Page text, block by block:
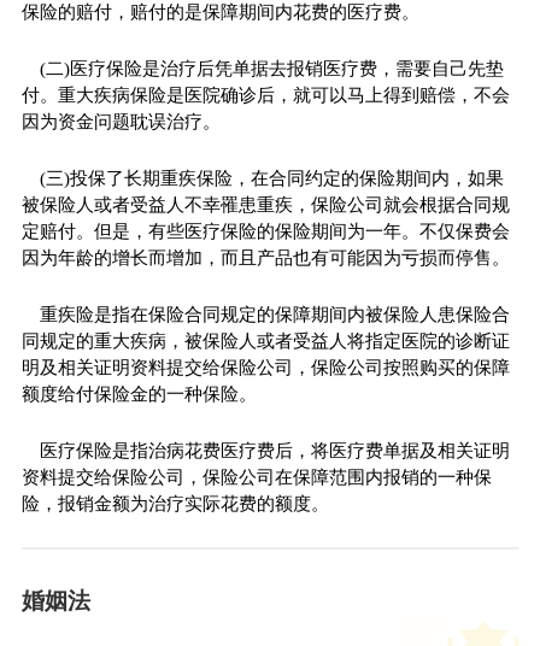
保险的赔付，赔付的是保障期间内花费的医疗费。
(二)医疗保险是治疗后凭单据去报销医疗费，需要自己先垫
付。重大疾病保险是医院确诊后，就可以马上得到赔偿，不会
因为资金问题耽误治疗。
(三)投保了长期重疾保险，在合同约定的保险期间内，如果
被保险人或者受益人不幸罹患重疾，保险公司就会根据合同规
定赔付。但是，有些医疗保险的保险期间为一年。不仅保费会
因为年龄的增长而增加，而且产品也有可能因为亏损而停售。
重疾险是指在保险合同规定的保障期间内被保险人患保险合
同规定的重大疾病，被保险人或者受益人将指定医院的诊断证
明及相关证明资料提交给保险公司，保险公司按照购买的保障
额度给付保险金的一种保险。
医疗保险是指治病花费医疗费后，将医疗费单据及相关证明
资料提交给保险公司，保险公司在保障范围内报销的一种保
险，报销金额为治疗实际花费的额度。
婚姻法